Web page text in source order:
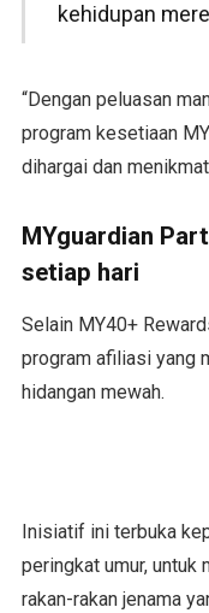
kehidupan
“Dengan peluasan
program kesetiaan
dihargai dan
MYguardian
setiap hari
Selain MY40+
program afiliasi yang
hidangan mewah.
Inisiatif ini terbuka
peringkat umur,
rakan-rakan jenama